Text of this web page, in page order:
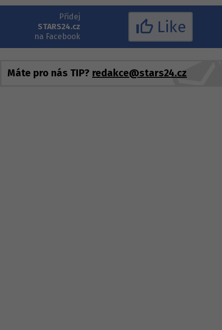
Přidej
STARS24.cz
na Facebook
Like
Máte pro nás TIP? redakce@stars24.cz